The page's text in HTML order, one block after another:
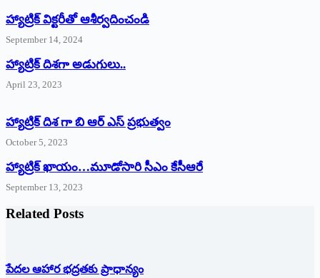
హ్యాట్రిక్‌ ‌విక్టరీతో ఆశీర్వదించండి
September 14, 2024
‌హ్యాట్రిక్‌ ‌దిశగా అడుగులు..
April 23, 2023
హ్యాట్రిక్ దిశ గా బి ఆర్ ఎస్ ప్రభుత్వం
October 5, 2023
హ్యాట్రిక్‌ ‌ఖాయం…మూడోసారి సీఎం కేసీఆరే
September 13, 2023
Related Posts
పేదల ఆహార భద్రతకు ప్రాధాన్యం